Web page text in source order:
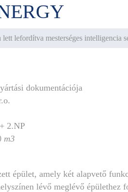
lefordítva mesterséges intelligencia
dokumentációja
2.NP
m3
épület, amely két alapvető
lévő meglévő épülethez